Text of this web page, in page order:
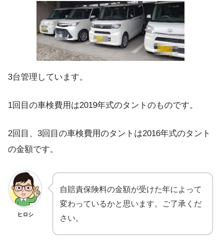
3台管理しています。
1回目の車検費用は2019年式のタントのものです。
2回目、3回目の車検費用のタントは2016年式のタント
の金額です。
ヒロシ
自賠責保険料の金額が受けた年によって
変わっているかと思います。ご了承くだ
さい。